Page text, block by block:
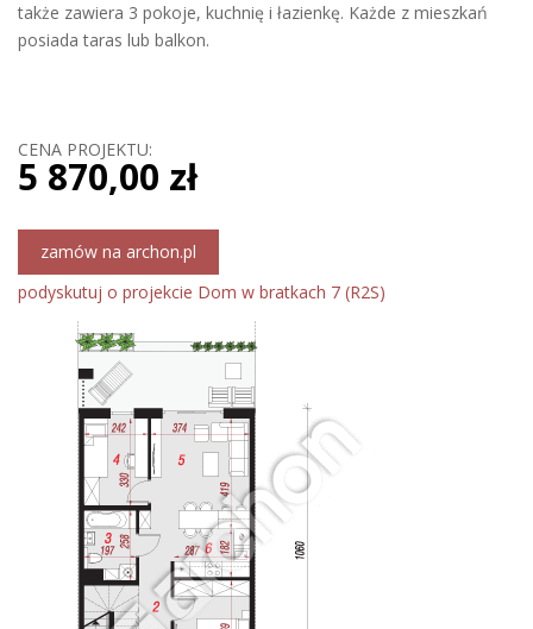
także zawiera 3 pokoje, kuchnię i łazienkę. Każde z mieszkań
posiada taras lub balkon.
CENA PROJEKTU:
5 870,00 zł
zamów na archon.pl
podyskutuj o projekcie Dom w bratkach 7 (R2S)